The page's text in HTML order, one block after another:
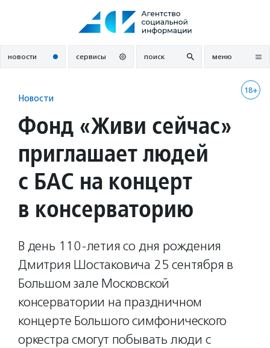
новости сервисы поиск меню
18+
Новости
Фонд «Живи сейчас»
приглашает людей
с БАС на концерт
в консерваторию
В день 110-летия со дня рождения
Дмитрия Шостаковича 25 сентября в
Большом зале Московской
консерватории на праздничном
концерте Большого симфонического
оркестра смогут побывать люди с